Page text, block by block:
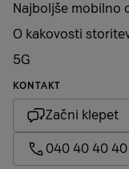
Najboljše mobilno
O kakovosti
5G
KONTAKT
Začni klepet
040 40 40 40